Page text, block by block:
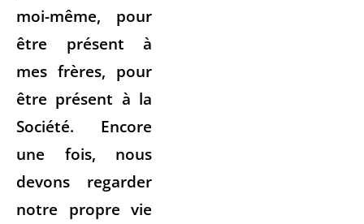
moi-même, pour
être présent à
mes frères, pour
être présent à la
Société. Encore
une fois, nous
devons regarder
notre propre vie